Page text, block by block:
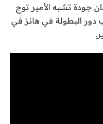
جودة تشبه الأمير توج
دور البطولة في هانز في
.